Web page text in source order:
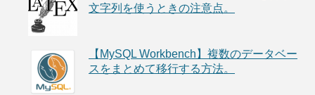
文字列を使うときの注意点。
【MySQL Workbench】複数のデータベー
スをまとめて移行する方法。